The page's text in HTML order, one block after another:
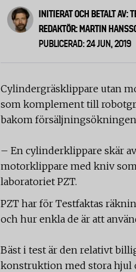
INITIERAT OCH BETALT AV:
REDAKTÖR: MARTIN
PUBLICERAD: 24 JUN, 2019
Cylindergräsklippare utan
som komplement till
bakom
– En cylinderklippare skär
motorklippare med kniv som
laboratoriet PZT.
PZT har för Testfaktas
och hur enkla de är att
Bäst i test är den relativt
konstruktion med stora hjul